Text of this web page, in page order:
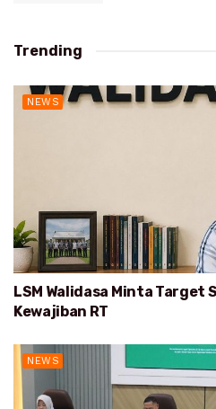
Trending
NEWS
LSM Walidasa Minta Target
Kewajiban RT
NEWS